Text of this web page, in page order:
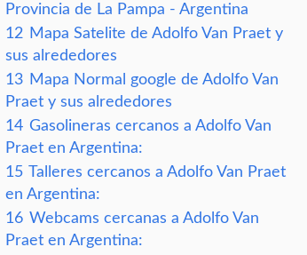
Provincia de La Pampa - Argentina
12 Mapa Satelite de Adolfo Van Praet y
sus alrededores
13 Mapa Normal google de Adolfo Van
Praet y sus alrededores
14 Gasolineras cercanos a Adolfo Van
Praet en Argentina:
15 Talleres cercanos a Adolfo Van Praet
en Argentina:
16 Webcams cercanas a Adolfo Van
Praet en Argentina: